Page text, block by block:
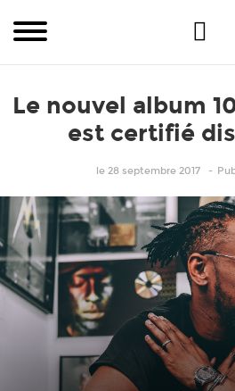
Le nouvel album
est certifié
le 28 septembre 2017